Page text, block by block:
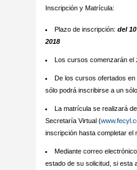
Inscripción y Matrícula:
Plazo de inscripción: del
2018
Los cursos comenzarán el
De los cursos ofertados
sólo podrá inscribirse a un
La matrícula se realizará
Secretaría Virtual (
inscripción hasta completar el
Mediante correo
estado de su solicitud, si esta